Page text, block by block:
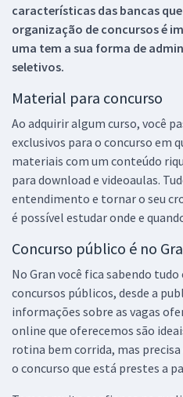
características das bancas
organização de concursos é
uma tem a sua forma de
seletivos.
Material para concurso
Ao adquirir algum curso, você
exclusivos para o concurso em
materiais com um conteúdo
para download e videoaulas.
entendimento e tornar o seu
é possível estudar onde e
Concurso público é no
No Gran você fica sabendo tudo
concursos públicos, desde a
informações sobre as vagas
online que oferecemos são
rotina bem corrida, mas
o concurso que está prestes a